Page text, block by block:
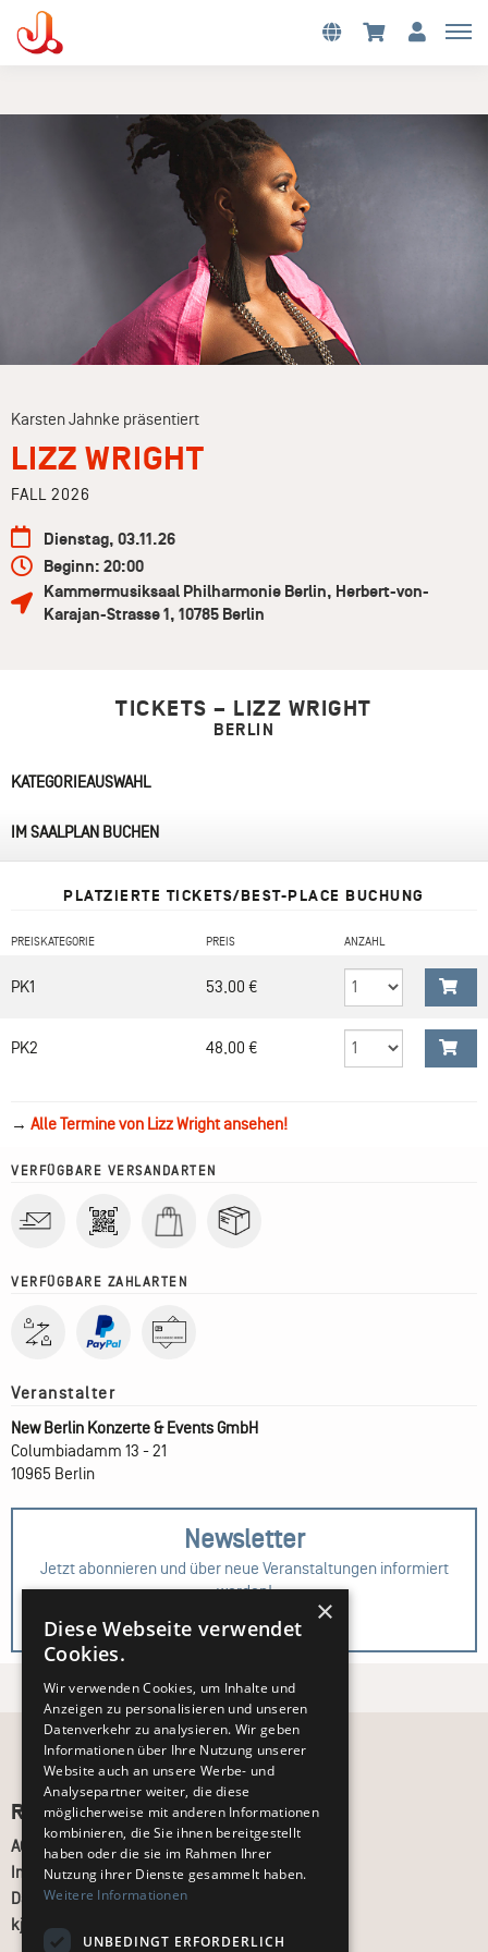
Karsten Jahnke präsentiert
LIZZ WRIGHT
FALL 2026
Dienstag, 03.11.26
Beginn: 20:00
Kammermusiksaal Philharmonie Berlin, Herbert-von-
Karajan-Strasse 1 , 10785 Berlin
TICKETS – LIZZ WRIGHT
BERLIN
KATEGORIEAUSWAHL
IM SAALPLAN BUCHEN
PLATZIERTE TICKETS/BEST-PLACE BUCHUNG
PREISKATEGORIE PREIS ANZAHL
PK1 53,00 €
PK2 48,00 €
→ Alle Termine von Lizz Wright ansehen!
VERFÜGBARE VERSANDARTEN
VERFÜGBARE ZAHLARTEN
New Berlin Konzerte & Events GmbH
Columbiadamm 13 - 21
10965 Berlin
Newsletter
Jetzt abonnieren und über neue Veranstaltungen informiert
werden!
Zur Anmeldung
Recht und Ordnung
AGB
Impressum
Datenschutz
kj.de
×
Diese Webseite verwendet
Cookies.
Wir verwenden Cookies, um Inhalte und
Anzeigen zu personalisieren und unseren
Datenverkehr zu analysieren. Wir geben
Informationen über Ihre Nutzung unserer
Website auch an unsere Werbe- und
Analysepartner weiter, die diese
möglicherweise mit anderen Informationen
kombinieren, die Sie ihnen bereitgestellt
haben oder die sie im Rahmen Ihrer
Nutzung ihrer Dienste gesammelt haben.
Weitere Informationen
UNBEDINGT ERFORDERLICH